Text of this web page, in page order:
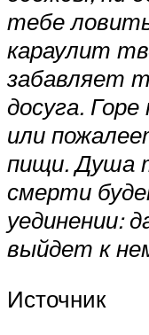
тебе
караулит
забавляет
досуга.
или
пищи. Душа
смерти
уединении:
выйдет к
Источник